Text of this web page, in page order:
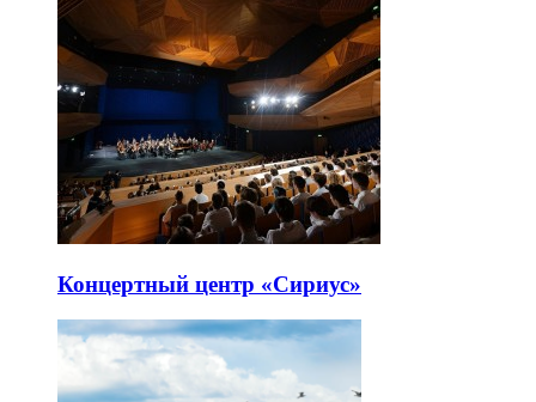
Концертный центр «Сириус»